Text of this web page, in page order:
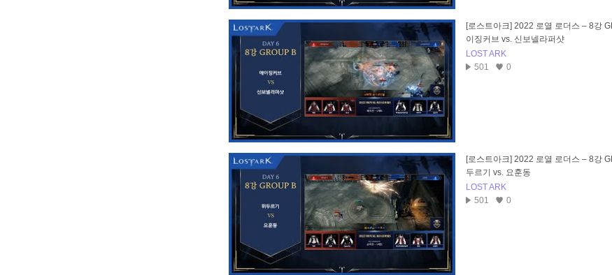
[로스트아크] 2022 로열 로더스 – 8강
이징커브 vs. 신보넬라퍼샷
LOST ARK
501
0
[로스트아크] 2022 로열 로더스 – 8강
두르기 vs. 요훈동
LOST ARK
501
0